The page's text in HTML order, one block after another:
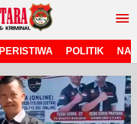
PERISTIWA POLITIK